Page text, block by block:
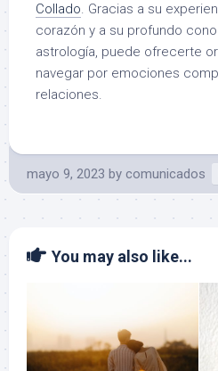
Collado. Gracias a su
corazón y a su profundo
astrología, puede ofrecerte
navegar por emociones
relaciones.
mayo 9, 2023 by comunicados
You may also like...